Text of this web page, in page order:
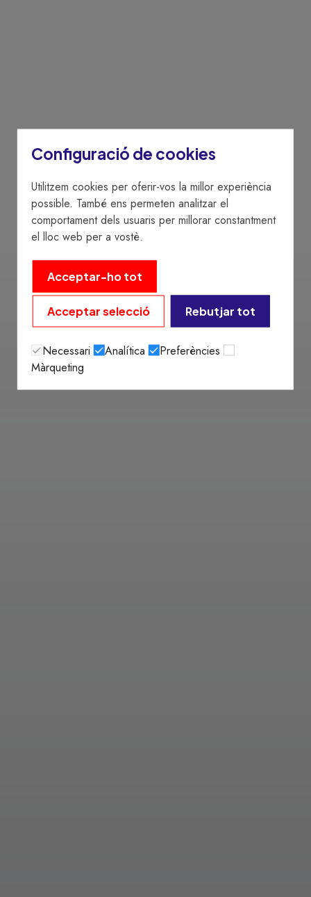
Configuració de cookies
Utilitzem cookies per oferir-vos la millor experiència
possible. També ens permeten analitzar el
comportament dels usuaris per millorar constantment
el lloc web per a vostè.
Acceptar-ho tot
Acceptar selecció Rebutjar tot
Necessari Analítica
Preferències
Màrqueting